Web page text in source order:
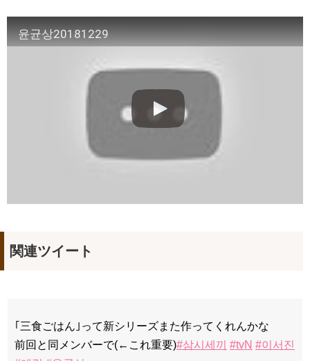
윤균상20181229
関連ツイート
｢三食ごはん｣って新シリーズまた作ってくれんかな
前回と同メンバーで(←これ重要)#삼시세끼 #tvN #이서진